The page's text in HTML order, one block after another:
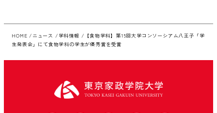
HOME ニュース 学科情報
【食物学科】第15回大学コンソーシアム八王子「学
生発表会」にて食物学科の学生が優秀賞を受賞